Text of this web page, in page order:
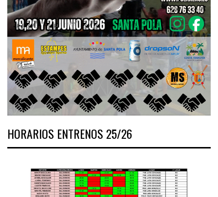
HORARIOS ENTRENOS 25/26